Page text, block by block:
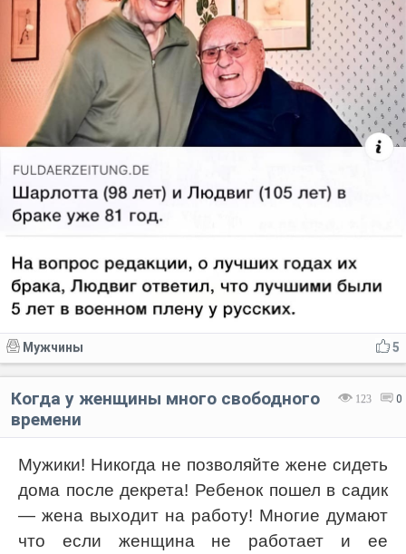
5
Мужчины
123 0
Когда у женщины много свободного
времени
Мужики! Никогда не позволяйте жене сидеть
дома после декрета! Ребенок пошел в садик
— жена выходит на работу! Многие думают
что если женщина не работает и ее